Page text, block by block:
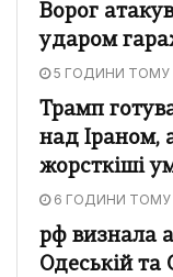
Ворог
ударом
5 ГОДИНИ ТОМУ
Трамп
над Іраном,
жорсткіші
6 ГОДИНИ ТОМУ
рф визнала
Одеській та